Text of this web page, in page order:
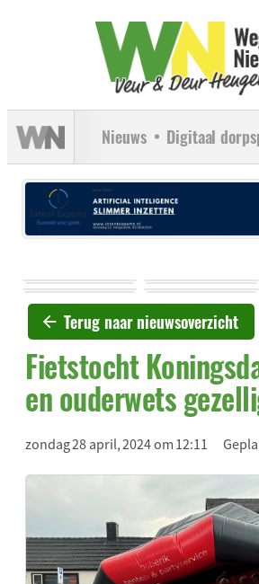
Nieuws Digitaal
Terug naar nieuwsoverzicht
Fietstocht
en ouderwets
zondag 28 april, 2024 om 12:11